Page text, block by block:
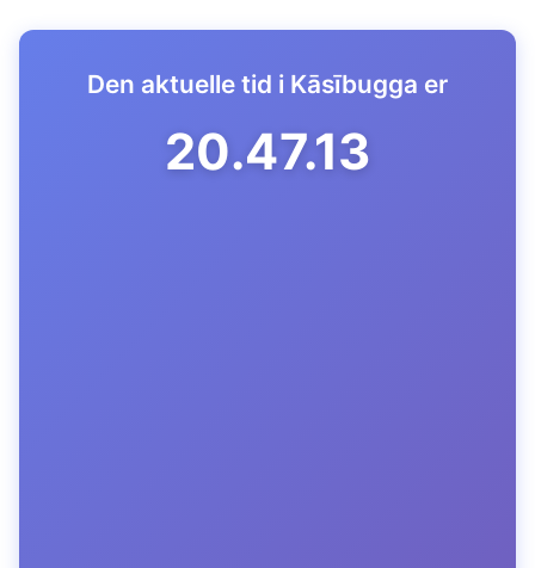
Den aktuelle tid i Kāsībugga er
20.47.14